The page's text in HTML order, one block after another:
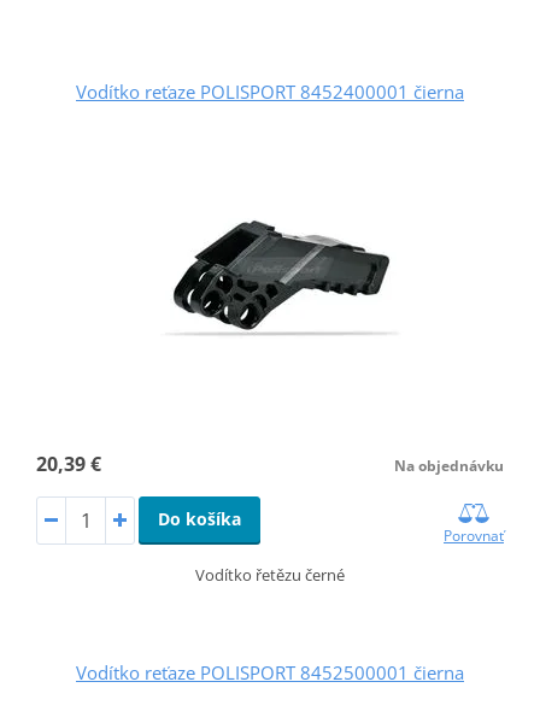
Vodítko reťaze POLISPORT 8452400001 čierna
20,39 € Na objednávku
Do košíka
Porovnať
Vodítko řetězu černé
Vodítko reťaze POLISPORT 8452500001 čierna